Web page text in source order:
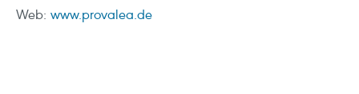
Web: www.provalea.de